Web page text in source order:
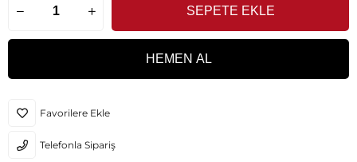
Favorilere Ekle
Telefonla Sipariş